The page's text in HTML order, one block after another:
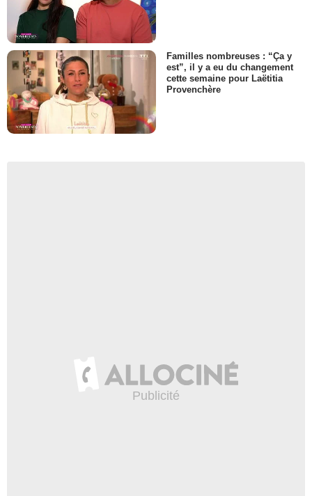
Familles nombreuses : “Ça y
est”, il y a eu du changement
cette semaine pour Laëtitia
Provenchère